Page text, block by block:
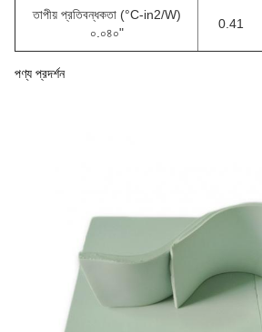
তাপীয় প্রতিবন্ধকতা (°C-in2/W)
০.০৪০"
0.41
পণ্য প্রদর্শন